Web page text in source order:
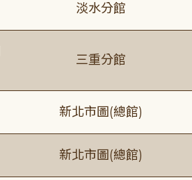
淡水分館
三重分館
新北市圖(總館)
新北市圖(總館)